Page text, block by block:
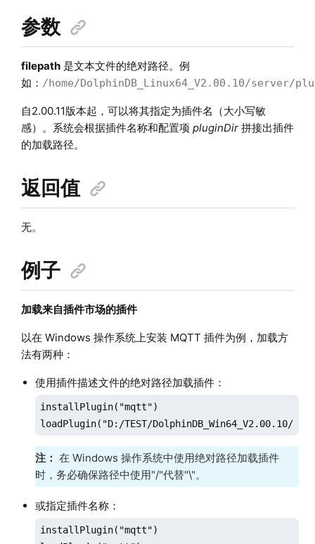
参数
filepath是文本文件的绝对路径。例
如： /home/DolphinDB_Linux64_V2.00.10/server/
自2.00.11版本起， 可以将其指定为插件名（大小写敏
感）。系统会根据插件名称和配置项 pluginDir拼接出插件
的加载路径。
返回值
无。
例子
加载来自插件市场的插件
以在 Windows 操作系统上安装 MQTT 插件为例，加载方
法有两种：
使用插件描述文件的绝对路径加载插件：
installPlugin("mqtt")
loadPlugin("D:/TEST/DolphinDB_Win64_V2.00.10/
注： 在 Windows 操作系统中使用绝对路径加载插件
时，务必确保路径中使用"/"代替"\"。
或指定插件名称：
installPlugin("mqtt")